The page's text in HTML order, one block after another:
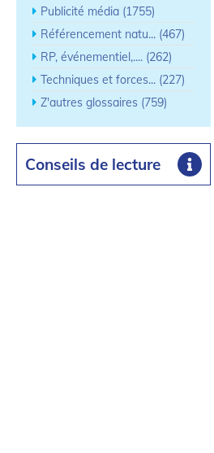
Publicité média (1755)
Référencement natu... (467)
RP, événementiel,.... (262)
Techniques et forces... (227)
Z'autres glossaires (759)
Conseils de lecture